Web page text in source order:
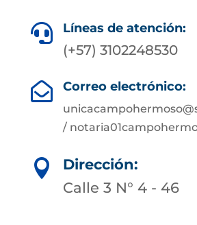
 Líneas de atención:
(+57) 3102248530
 Correo electrónico:
/

Dirección:
Calle 3 N° 4 - 46